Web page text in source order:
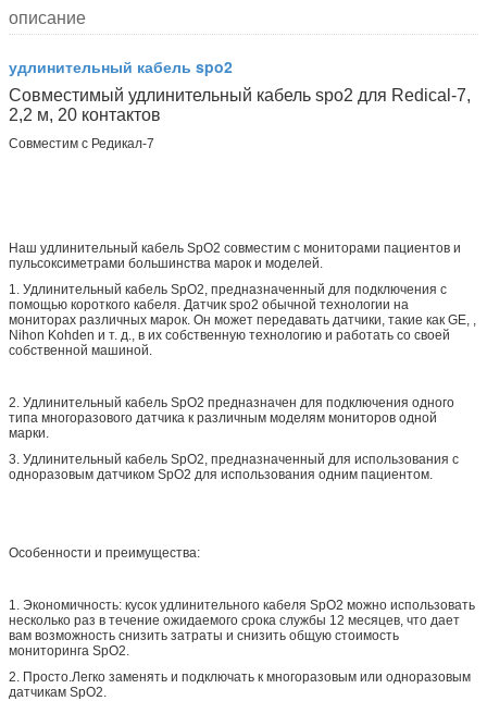
описание
удлинительный кабель spo2
Совместимый удлинительный кабель spo2 для Redical-7,
2,2 м, 20 контактов
Совместим с Редикал-7
Наш удлинительный кабель SpO2 совместим с мониторами пациентов и
пульсоксиметрами большинства марок и моделей.
1. Удлинительный кабель SpO2, предназначенный для подключения с
помощью короткого кабеля. Датчик spo2 обычной технологии на
мониторах различных марок. Он может передавать датчики, такие как GE, ,
Nihon Kohden и т. д., в их собственную технологию и работать со своей
собственной машиной.
2. Удлинительный кабель SpO2 предназначен для подключения одного
типа многоразового датчика к различным моделям мониторов одной
марки.
3. Удлинительный кабель SpO2, предназначенный для использования с
одноразовым датчиком SpO2 для использования одним пациентом.
Особенности и преимущества:
1. Экономичность: кусок удлинительного кабеля SpO2 можно использовать
несколько раз в течение ожидаемого срока службы 12 месяцев, что дает
вам возможность снизить затраты и снизить общую стоимость
мониторинга SpO2.
2. Просто.Легко заменять и подключать к многоразовым или одноразовым
датчикам SpO2.